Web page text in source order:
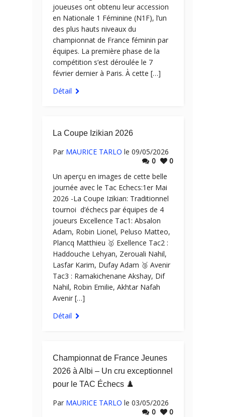
joueuses ont obtenu leur accession
en Nationale 1 Féminine (N1F), l’un
des plus hauts niveaux du
championnat de France féminin par
équipes. La première phase de la
compétition s’est déroulée le 7
février dernier à Paris. À cette […]
Détail
La Coupe Izikian 2026
Par MAURICE TARLO le 09/05/2026
0
0
Un aperçu en images de cette belle
journée avec le Tac Echecs:1er Mai
2026 -La Coupe Izikian: Traditionnel
tournoi d’échecs par équipes de 4
joueurs Excellence Tac1: Absalon
Adam, Robin Lionel, Peluso Matteo,
Plancq Matthieu 🥇 Exellence Tac2 :
Haddouche Lehyan, Zerouali Nahil,
Lasfar Karim, Dufay Adam 🥉 Avenir
Tac3 : Ramakichenane Akshay, Dif
Nahil, Robin Emilie, Akhtar Nafah
Avenir […]
Détail
Championnat de France Jeunes
2026 à Albi – Un cru exceptionnel
pour le TAC Échecs ♟️
Par MAURICE TARLO le 03/05/2026
0
0